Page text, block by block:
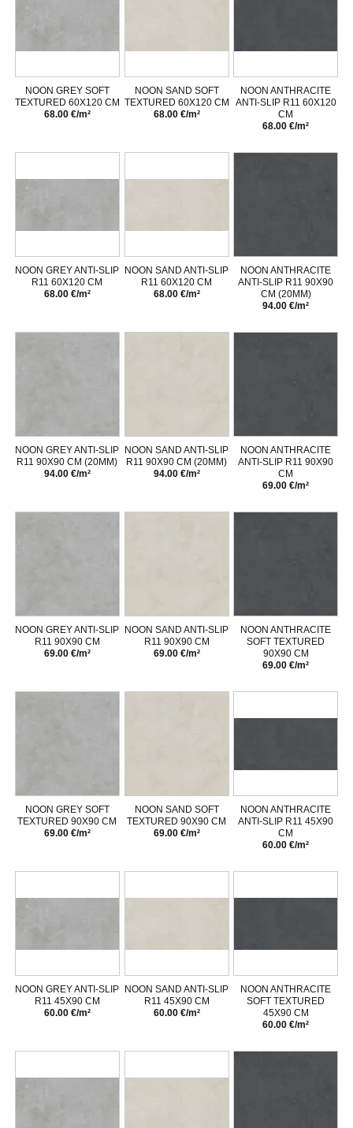
NOON GREY SOFT
TEXTURED 60X120 CM
68.00 €/m²
NOON SAND SOFT
TEXTURED 60X120 CM
68.00 €/m²
NOON ANTHRACITE
ANTI-SLIP R11 60X120
CM
68.00 €/m²
NOON GREY ANTI-SLIP
R11 60X120 CM
68.00 €/m²
NOON SAND ANTI-SLIP
R11 60X120 CM
68.00 €/m²
NOON ANTHRACITE
ANTI-SLIP R11 90X90
CM (20MM)
94.00 €/m²
NOON GREY ANTI-SLIP
R11 90X90 CM (20MM)
94.00 €/m²
NOON SAND ANTI-SLIP
R11 90X90 CM (20MM)
94.00 €/m²
NOON ANTHRACITE
ANTI-SLIP R11 90X90
CM
69.00 €/m²
NOON GREY ANTI-SLIP
R11 90X90 CM
69.00 €/m²
NOON SAND ANTI-SLIP
R11 90X90 CM
69.00 €/m²
NOON ANTHRACITE
SOFT TEXTURED
90X90 CM
69.00 €/m²
NOON GREY SOFT
TEXTURED 90X90 CM
69.00 €/m²
NOON SAND SOFT
TEXTURED 90X90 CM
69.00 €/m²
NOON ANTHRACITE
ANTI-SLIP R11 45X90
CM
60.00 €/m²
NOON GREY ANTI-SLIP
R11 45X90 CM
60.00 €/m²
NOON SAND ANTI-SLIP
R11 45X90 CM
60.00 €/m²
NOON ANTHRACITE
SOFT TEXTURED
45X90 CM
60.00 €/m²